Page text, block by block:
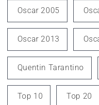
Oscar 2005
Oscar 2013
Quentin Tarantino
Top 10 Top 20